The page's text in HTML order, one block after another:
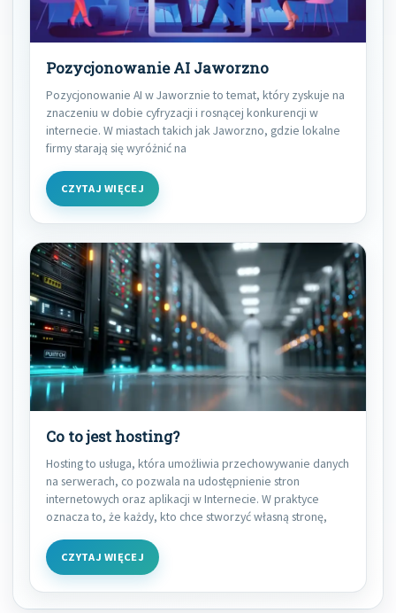
Pozycjonowanie AI Jaworzno
Pozycjonowanie AI w Jaworznie to temat, który zyskuje na
znaczeniu w dobie cyfryzacji i rosnącej konkurencji w
internecie. W miastach takich jak Jaworzno, gdzie lokalne
firmy starają się wyróżnić na
CZYTAJ WIĘCEJ
Co to jest hosting?
Hosting to usługa, która umożliwia przechowywanie danych
na serwerach, co pozwala na udostępnienie stron
internetowych oraz aplikacji w Internecie. W praktyce
oznacza to, że każdy, kto chce stworzyć własną stronę,
CZYTAJ WIĘCEJ